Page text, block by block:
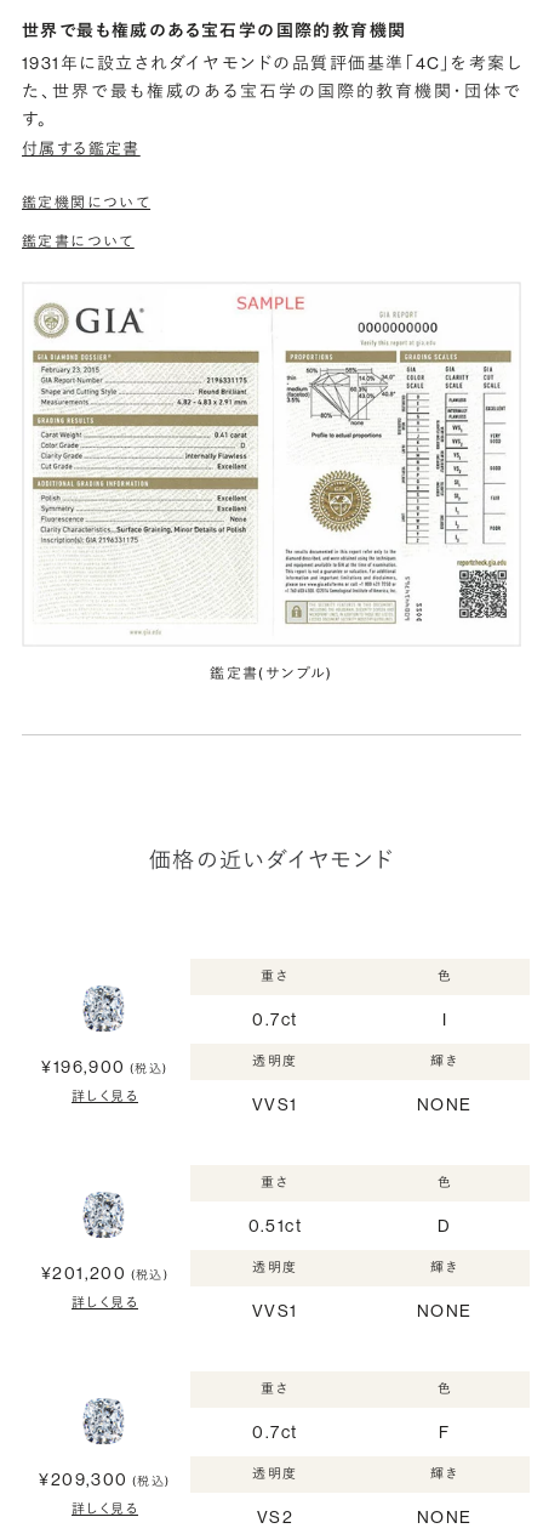
世界で最も権威のある宝石学の国際的教育機関
1931年に設立されダイヤモンドの品質評価基準「4C」を考案し
た、世界で最も権威のある宝石学の国際的教育機関・団体で
す。
付属する鑑定書
鑑定機関について
鑑定書について
鑑定書(サンプル)
価格の近いダイヤモンド
¥196,900 (税込)
詳しく見る
重さ
0.7ct
色
I
透明度
VVS1
輝き
NONE
¥201,200 (税込)
詳しく見る
重さ
0.51ct
色
D
透明度
VVS1
輝き
NONE
¥209,300 (税込)
詳しく見る
重さ
0.7ct
色
F
透明度
VS2
輝き
NONE